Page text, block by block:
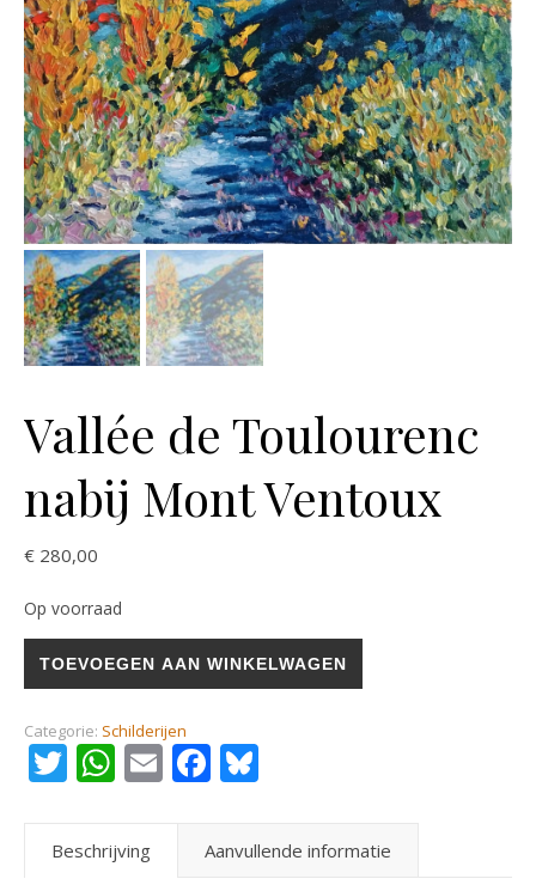
Vallée de Toulourenc
nabij Mont Ventoux
€ 280,00
Op voorraad
TOEVOEGEN AAN WINKELWAGEN
Categorie: Schilderijen
Twitter
WhatsApp
EmailFacebook
Beschrijving Aanvullende informatie